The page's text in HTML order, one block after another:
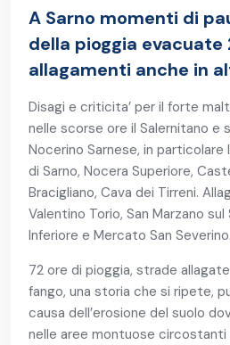
A Sarno momenti di
della pioggia evacuate
allagamenti anche in
Disagi e criticita’ per il forte
nelle scorse ore il Salernitano e
Nocerino Sarnese, in
di Sarno, Nocera Superiore,
Bracigliano, Cava dei Tirreni.
Valentino Torio, San Marzano sul
Inferiore e Mercato San Severino.
72 ore di pioggia, strade
fango, una storia che si ripete,
causa dell’erosione del suolo
nelle aree montuose circostanti